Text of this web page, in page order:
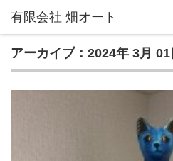
アーカイブ：2024年 3月 01